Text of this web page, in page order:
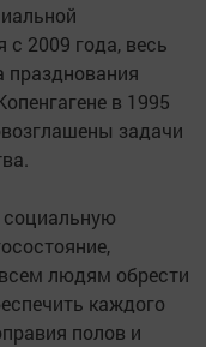
с 2009 года, весь
празднования
в 1995
задачи
социальную
людям обрести
каждого
полов и